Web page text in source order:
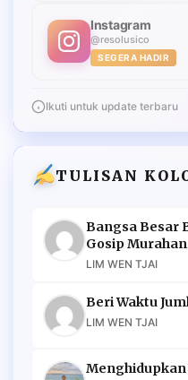
Instagram
@resolusico
SEGERA HADIR
Ikuti untuk update terbaru
TULISAN
Bangsa Besar
Gosip Murahan
LIM WEN TJAI
Beri Waktu
LIM WEN TJAI
Menghidupkan